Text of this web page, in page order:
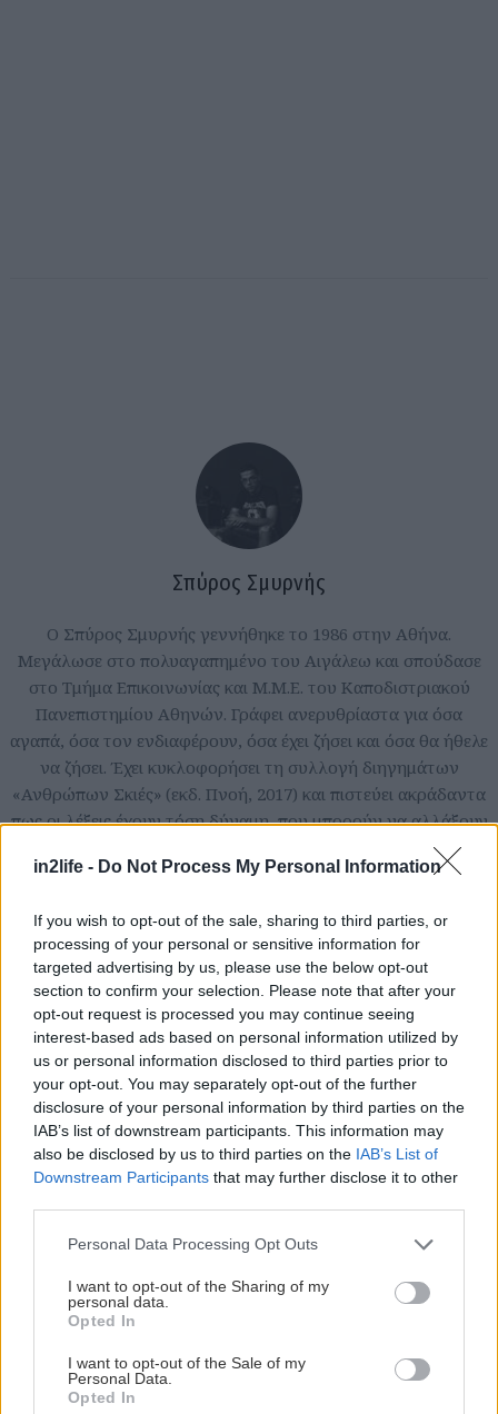
in2life - Do Not Process My Personal Information
If you wish to opt-out of the sale, sharing to third parties, or
processing of your personal or sensitive information for
targeted advertising by us, please use the below opt-out
section to confirm your selection. Please note that after your
opt-out request is processed you may continue seeing
interest-based ads based on personal information utilized by
us or personal information disclosed to third parties prior to
your opt-out. You may separately opt-out of the further
disclosure of your personal information by third parties on the
IAB’s list of downstream participants. This information may
also be disclosed by us to third parties on the IAB’s List of
Downstream Participants that may further disclose it to other
Please note that this website/app uses one or more Google
not limited to your visit or usage behaviour. You may click to
grant or deny consent to Google and its third-party tags to
use your data for below specified purposes in below Google
consent section.
Personal Data Processing Opt Outs
I want to opt-out of the Sharing of my
personal data.
Opted In
I want to opt-out of the Sale of my
Personal Data.
Opted In
Σπύρος Σμυρνής
Ο Σπύρος Σμυρνής γεννήθηκε το 1986 στην Αθήνα.
Μεγάλωσε στο πολυαγαπημένο του Αιγάλεω και σπούδασε
στο Τμήμα Επικοινωνίας και Μ.Μ.Ε. του Καποδιστριακού
Πανεπιστημίου Αθηνών. Γράφει ανερυθρίαστα για όσα
αγαπά, όσα τον ενδιαφέρουν, όσα έχει ζήσει και όσα θα ήθελε
να ζήσει. Έχει κυκλοφορήσει τη συλλογή διηγημάτων
«Ανθρώπων Σκιές» (εκδ. Πνοή, 2017) και πιστεύει ακράδαντα
πως οι λέξεις έχουν τόση δύναμη, που μπορούν να αλλάξουν
Διαβάστε επίσης
Κουίζ: Πόσο καλά θυμάσαι τον Κακό Βεζύρη;
Κουίζ:
Αναζήτηση
για...